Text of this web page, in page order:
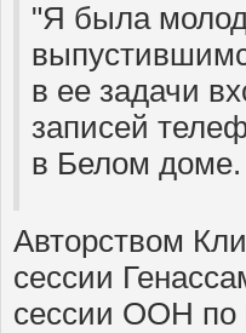
"Я была
в ее задачи
записей
в Белом доме.
Авторством
сессии
сессии ООН по